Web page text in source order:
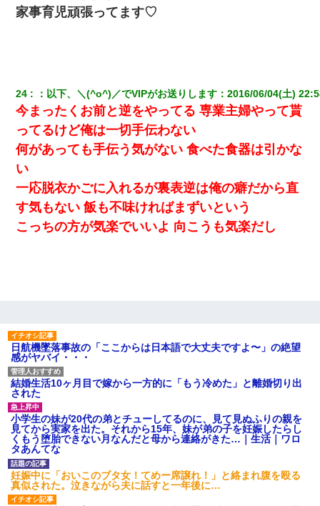
家事育児頑張ってます♡
24 ： 以下、＼(^o^)／でVIPがお送りします ：2016/06/04(土)
今まったくお前と逆をやってる 専業主婦やって貰
ってるけど俺は一切手伝わない
何があっても手伝う気がない 食べた食器は引かな
い
一応脱衣かごに入れるが裏表逆は俺の癖だから直
す気もない 飯も不味ければまずいという
こっちの方が気楽でいいよ 向こうも気楽だし
日航機墜落事故の「ここからは日本語で大丈夫ですよ〜」の絶望
感がヤバイ・・・
結婚生活10ヶ月目で嫁から一方的に「もう冷めた」と離婚切り出
された
小学生の妹が20代の弟とチューしてるのに、見て見ぬふりの親を
見てから実家を出た。それから15年、妹が弟の子を妊娠したらし
くもう堕胎できない月なんだと母から連絡がきた…｜生活｜ワロ
タあんてな
妊娠中に「おいこのブタ女！てめー席譲れ！」と絡まれ腹を殴る
真似された。泣きながら夫に話すと一年後に…